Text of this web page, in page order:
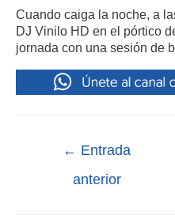
Cuando caiga la noche, a
DJ Vinilo HD en el pórtico
jornada con una sesión de
← Entrada
anterior